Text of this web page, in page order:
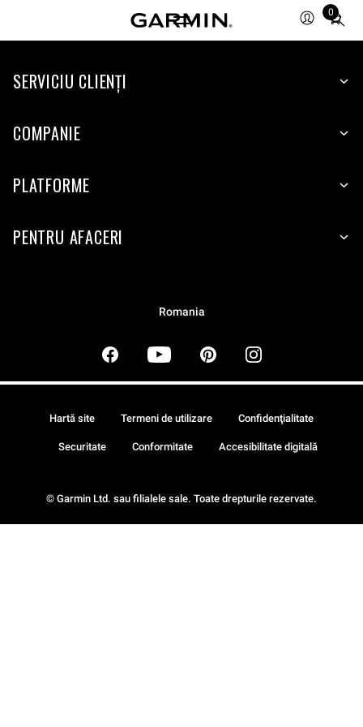
0
Total
items
cart:
SERVICIU CLIENŢI
COMPANIE
PLATFORME
PENTRU AFACERI
Romania
© Garmin Ltd. sau filialele sale. Toate drepturile rezervate.
Hartă site Termeni de utilizare Confidenţialitate
Securitate Conformitate Accesibilitate digitală